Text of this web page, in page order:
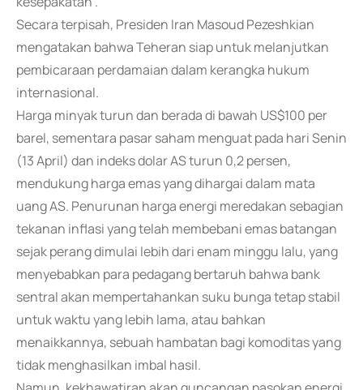
Secara terpisah, Presiden Iran Masoud Pezeshkian
mengatakan bahwa Teheran siap untuk melanjutkan
pembicaraan perdamaian dalam kerangka hukum
internasional.
Harga minyak turun dan berada di bawah US$100 per
barel, sementara pasar saham menguat pada hari Senin
(13 April) dan indeks dolar AS turun 0,2 persen,
mendukung harga emas yang dihargai dalam mata
uang AS. Penurunan harga energi meredakan sebagian
tekanan inflasi yang telah membebani emas batangan
sejak perang dimulai lebih dari enam minggu lalu, yang
menyebabkan para pedagang bertaruh bahwa bank
sentral akan mempertahankan suku bunga tetap stabil
untuk waktu yang lebih lama, atau bahkan
menaikkannya, sebuah hambatan bagi komoditas yang
tidak menghasilkan imbal hasil.